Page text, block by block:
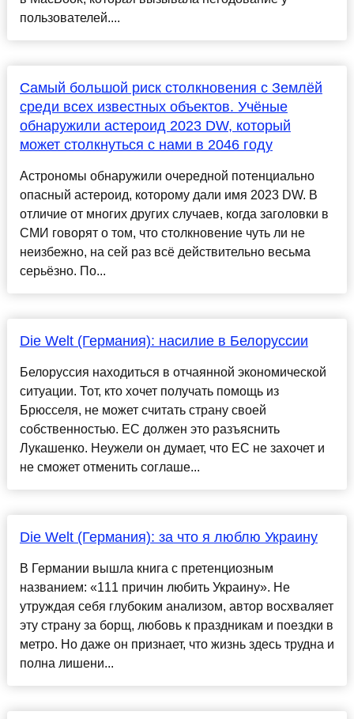
пользователей....
Самый большой риск столкновения с Землёй
среди всех известных объектов. Учёные
обнаружили астероид 2023 DW, который
может столкнуться с нами в 2046 году
Астрономы обнаружили очередной потенциально
опасный астероид, которому дали имя 2023 DW. В
отличие от многих других случаев, когда заголовки в
СМИ говорят о том, что столкновение чуть ли не
неизбежно, на сей раз всё действительно весьма
серьёзно. По...
Die Welt (Германия): насилие в Белоруссии
Белоруссия находиться в отчаянной экономической
ситуации. Тот, кто хочет получать помощь из
Брюсселя, не может считать страну своей
собственностью. ЕС должен это разъяснить
Лукашенко. Неужели он думает, что ЕС не захочет и
не сможет отменить соглаше...
Die Welt (Германия): за что я люблю Украину
В Германии вышла книга с претенциозным
названием: «111 причин любить Украину». Не
утруждая себя глубоким анализом, автор восхваляет
эту страну за борщ, любовь к праздникам и поездки в
метро. Но даже он признает, что жизнь здесь трудна и
полна лишени...